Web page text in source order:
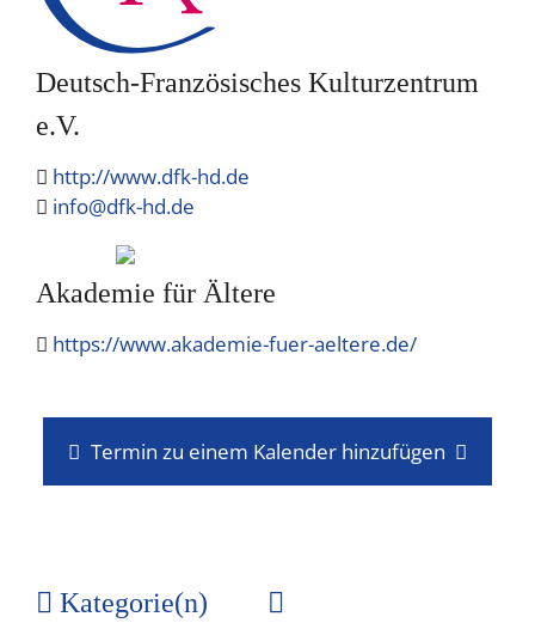
Deutsch-Französisches Kulturzentrum
e.V.
http://www.dfk-hd.de
info@dfk-hd.de
Akademie für Ältere
https://www.akademie-fuer-aeltere.de/
Termin zu einem Kalender hinzufügen
Kategorie(n)